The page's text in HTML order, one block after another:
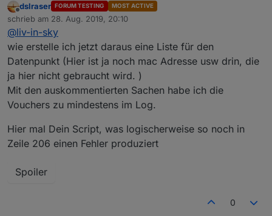
mach doch in deiner vis einen extra view nur die
vouchers - und in iqontrol einen link zu dieser view
Offline
dslraser FORUM TESTING MOST ACTIVE
schrieb am 28. Aug. 2019, 20:10
zuletzt editiert von
@liv-in-sky
wie erstelle ich jetzt daraus eine Liste für den
Datenpunkt (Hier ist ja noch mac Adresse usw drin, die
ja hier nicht gebraucht wird. )
Mit den auskommentierten Sachen habe ich die
Vouchers zu mindestens im Log.
Hier mal Dein Script, was logischerweise so noch in
Zeile 206 einen Fehler produziert
Spoiler
0